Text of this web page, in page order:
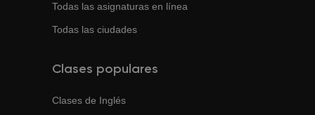
Todas las asignaturas en línea
Todas las ciudades
Clases populares
Clases de Inglés